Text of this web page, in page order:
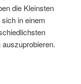
die Kleinsten
in einem